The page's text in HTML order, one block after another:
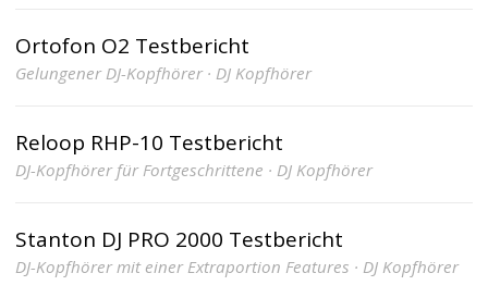
Ortofon O2 Testbericht
Gelungener DJ-Kopfhörer · DJ Kopfhörer
Reloop RHP-10 Testbericht
DJ-Kopfhörer für Fortgeschrittene · DJ Kopfhörer
Stanton DJ PRO 2000 Testbericht
DJ-Kopfhörer mit einer Extraportion Features · DJ Kopfhörer